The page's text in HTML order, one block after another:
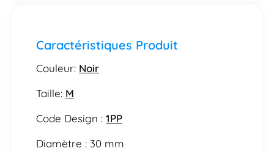
Caractéristiques Produit
Couleur: Noir
Taille: M
Code Design : 1PP
Diamètre : 30 mm